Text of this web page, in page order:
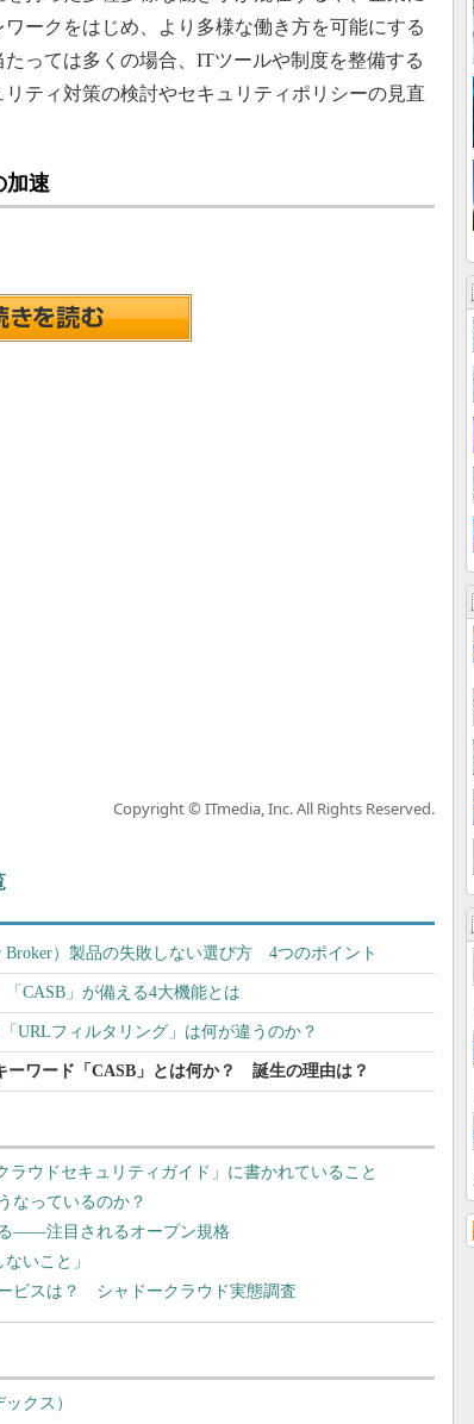
ークをはじめ、より多様な働き方を可能にする
っては多くの場合、ITツールや制度を整備する
ティ対策の検討やセキュリティポリシーの見直
加速
Copyright © ITmedia, Inc. All Rights Reserved.
Broker）製品の失敗しない選び方 4つのポイント
CASB」が備える4大機能とは
URLフィルタリング」は何が違うのか？
ーワード「CASB」とは何か？ 誕生の理由は？
ラウドセキュリティガイド」に書かれていること
なっているのか？
る――注目されるオープン規格
いこと」
ビスは？ シャドークラウド実態調査
クス）